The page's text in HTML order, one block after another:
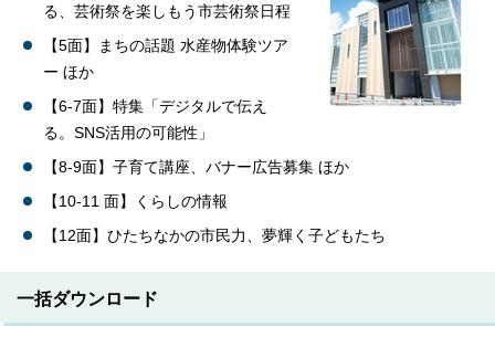
る、芸術祭を楽しもう市芸術祭日程
【5面】まちの話題 水産物体験ツア
ー ほか
【6-7面】特集「デジタルで伝え
る。SNS活用の可能性」
【8-9面】子育て講座、バナー広告募集 ほか
【10-11 面】くらしの情報
【12面】ひたちなかの市民力、夢輝く子どもたち
一括ダウンロード